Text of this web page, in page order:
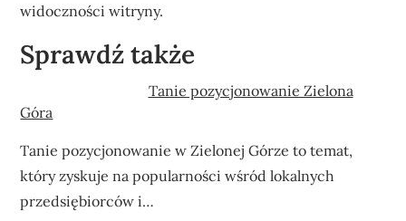
widoczności witryny.
Sprawdź także
Tanie pozycjonowanie Zielona
Góra
Tanie pozycjonowanie w Zielonej Górze to temat,
który zyskuje na popularności wśród lokalnych
przedsiębiorców i…